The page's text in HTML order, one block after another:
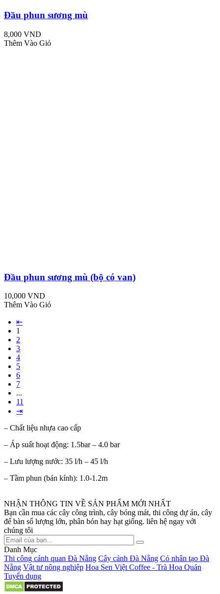
Đầu phun sương mù
8,000 VND
Thêm Vào Giỏ
Đầu phun sương mù (bộ có van)
10,000 VND
Thêm Vào Giỏ
⇤
1
2
3
4
5
6
7
...
11
⇥
– Chất liệu nhựa cao cấp
– Áp suất hoạt động: 1.5bar – 4.0 bar
– Lưu lượng nước: 35 l/h – 45 l/h
– Tầm phun (bán kính): 1.0-1.2m
NHẬN THÔNG TIN VỀ SẢN PHẨM MỚI NHẤT
Bạn cần mua các cây công trình, cây bóng mát, thi công dự án, cây
để bàn số lượng lớn, phân bón hay hạt giống. liên hệ ngay với
chúng tôi
Danh Mục
Thi công cảnh quan Đà Nẵng Cây cảnh Đà Nẵng Cỏ nhân tạo Đà
Nẵng Vật tư nông nghiệp Hoa Sen Việt Coffee - Trà Hoa Quán
Tuyển dụng